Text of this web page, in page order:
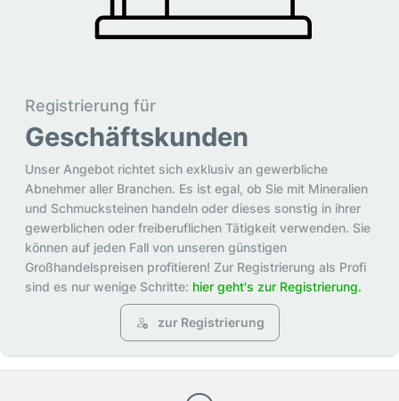
Registrierung für
Geschäftskunden
Unser Angebot richtet sich exklusiv an gewerbliche
Abnehmer aller Branchen. Es ist egal, ob Sie mit Mineralien
und Schmucksteinen handeln oder dieses sonstig in ihrer
gewerblichen oder freiberuflichen Tätigkeit verwenden. Sie
können auf jeden Fall von unseren günstigen
Großhandelspreisen profitieren! Zur Registrierung als Profi
sind es nur wenige Schritte: hier geht's zur Registrierung.
zur Registrierung